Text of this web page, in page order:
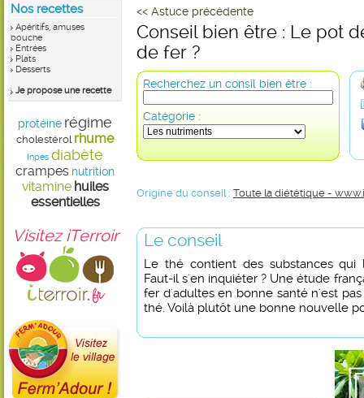
Nos recettes
Apéritifs, amuses
bouche
Entrées
Plats
Desserts
Je propose une recette
protéine régime
cholestérol rhume
Inpes diabète
crampes nutrition
vitamine huiles
essentielles
Visitez iTerroir
<< Astuce précédente
Conseil bien être : Le pot
de fer ?
Recherchez un consil bien être :
Catégorie :
Origine du conseil : Toute la diététique -
Le conseil
Le thé contient des substances qui
Faut-il s'en inquiéter ? Une étude
fer d'adultes en bonne santé n'est
thé. Voilà plutôt une bonne nouvelle